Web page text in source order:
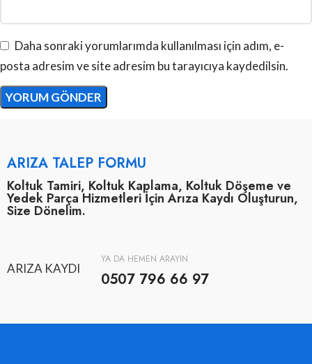
Daha sonraki yorumlarımda kullanılması için adım, e-
posta adresim ve site adresim bu tarayıcıya kaydedilsin.
ARIZA TALEP FORMU
Koltuk Tamiri, Koltuk Kaplama, Koltuk Döşeme ve
Yedek Parça Hizmetleri İçin Arıza Kaydı Oluşturun,
Size Dönelim.
ARIZA KAYDI
YA DA HEMEN ARAYIN
0507 796 66 97